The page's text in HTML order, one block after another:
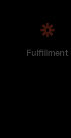
Fulfillment